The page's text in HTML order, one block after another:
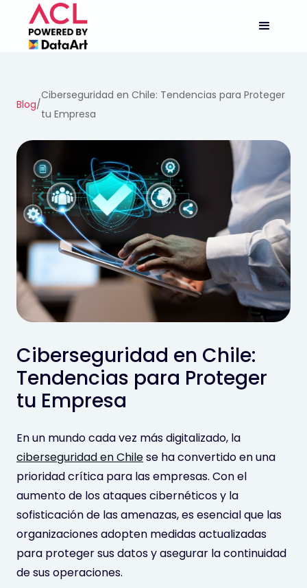
Blog/
Ciberseguridad en Chile: Tendencias para Proteger
tu Empresa
Ciberseguridad en Chile:
Tendencias para Proteger
tu Empresa
En un mundo cada vez más digitalizado, la
ciberseguridad en Chilese ha convertido en una
prioridad crítica para las empresas. Con el
aumento de los ataques cibernéticos y la
sofisticación de las amenazas, es esencial que las
organizaciones adopten medidas actualizadas
para proteger sus datos y asegurar la continuidad
de sus operaciones.